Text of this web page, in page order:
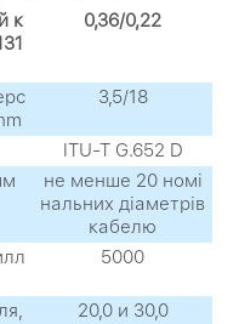
к
0,36/0,22
3,5/18
ITU-T G.652 D
не менше 20 номі
нальних діаметрів
кабелю
5000
20,0 и 30,0